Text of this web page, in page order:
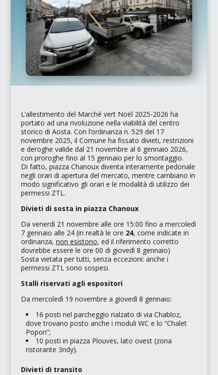
L’allestimento del Marché vert Noël 2025-2026 ha
portato ad una rivoluzione nella viabilità del centro
storico di Aosta. Con l’ordinanza n. 529 del 17
novembre 2025, il Comune ha fissato divieti, restrizioni
e deroghe valide dal 21 novembre al 6 gennaio 2026,
con proroghe fino al 15 gennaio per lo smontaggio.
Di fatto, piazza Chanoux diventa interamente pedonale
negli orari di apertura del mercato, mentre cambiano in
modo significativo gli orari e le modalità di utilizzo dei
permessi ZTL.
Divieti di sosta in piazza Chanoux
Da venerdì 21 novembre alle ore 15:00 fino a mercoledì
7 gennaio alle 24 (in realtà le ore 24, come indicate in
ordinanza, non esistono, ed il riferimento corretto
dovrebbe essere le ore 00 di giovedì 8 gennaio)
Sosta vietata per tutti, senza eccezioni: anche i
permessi ZTL sono sospesi.
Stalli riservati agli espositori
Da mercoledì 19 novembre a giovedì 8 gennaio:
16 posti nel parcheggio rialzato di via Chabloz,
dove trovano posto anche i moduli WC e lo “Chalet
Popon”;
10 posti in piazza Plouves, lato ovest (zona
ristorante 3ndy).
Divieti di transito